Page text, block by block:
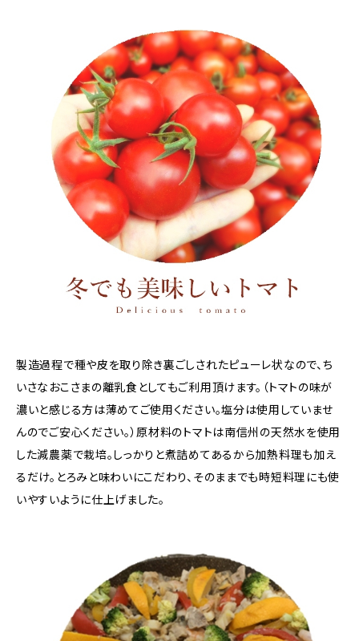
製造過程で種や皮を取り除き裏ごしされたピューレ状なので、ち
いさなおこさまの離乳食としてもご利用頂けます。（トマトの味が
濃いと感じる方は薄めてご使用ください。塩分は使用していませ
んのでご安心ください。）原材料のトマトは南信州の天然水を使用
した減農薬で栽培。しっかりと煮詰めてあるから加熱料理も加え
るだけ。とろみと味わいにこだわり、そのままでも時短料理にも使
いやすいように仕上げました。